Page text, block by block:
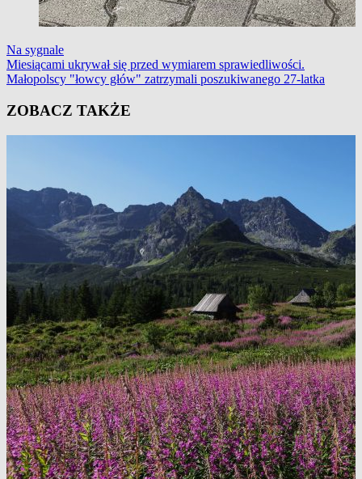
Na sygnale
Miesiącami ukrywał się przed wymiarem sprawiedliwości.
Małopolscy "łowcy głów" zatrzymali poszukiwanego 27-latka
ZOBACZ TAKŻE